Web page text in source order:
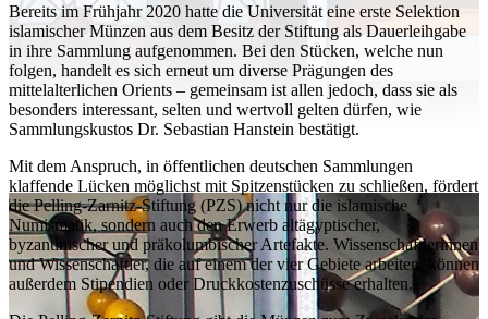
Bereits im Frühjahr 2020 hatte die Universität eine erste Selektion
islamischer Münzen aus dem Besitz der Stiftung als Dauerleihgabe
in ihre Sammlung aufgenommen. Bei den Stücken, welche nun
folgen, handelt es sich erneut um diverse Prägungen des
mittelalterlichen Orients – gemeinsam ist allen jedoch, dass sie als
besonders interessant, selten und wertvoll gelten dürfen, wie
Sammlungskustos Dr. Sebastian Hanstein bestätigt.
Mit dem Anspruch, in öffentlichen deutschen Sammlungen
klaffende Lücken möglichst mit Spitzenstücken zu schließen, fördert
die Pelling-Zarnitz-Stiftung (PZS) nicht nur die islamische
Numismatik, sondern auch den Erwerb altägyptischer,
byzantinischer und präkolumbischer Artefakte. Wissenschaftlerinnen
und Wissenschaftler, die auf einem der vier Gebiete arbeiten, können
außerdem Stipendien oder Druckkostenzuschüsse erhalten.